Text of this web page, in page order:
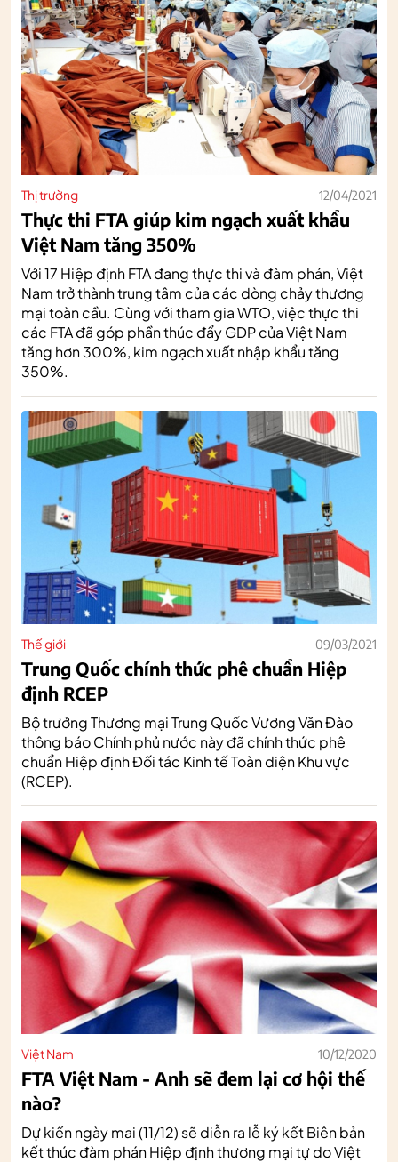
Thị trường 12/04/2021
Thực thi FTA giúp kim ngạch xuất khẩu
Việt Nam tăng 350%
Với 17 Hiệp định FTA đang thực thi và đàm phán, Việt
Nam trở thành trung tâm của các dòng chảy thương
mại toàn cầu. Cùng với tham gia WTO, việc thực thi
các FTA đã góp phần thúc đẩy GDP của Việt Nam
tăng hơn 300%, kim ngạch xuất nhập khẩu tăng
350%.
Thế giới 09/03/2021
Trung Quốc chính thức phê chuẩn Hiệp
định RCEP
Bộ trưởng Thương mại Trung Quốc Vương Văn Đào
thông báo Chính phủ nước này đã chính thức phê
chuẩn Hiệp định Đối tác Kinh tế Toàn diện Khu vực
(RCEP).
Việt Nam 10/12/2020
FTA Việt Nam - Anh sẽ đem lại cơ hội thế
nào?
Dự kiến ngày mai (11/12) sẽ diễn ra lễ ký kết Biên bản
kết thúc đàm phán Hiệp định thương mại tự do Việt